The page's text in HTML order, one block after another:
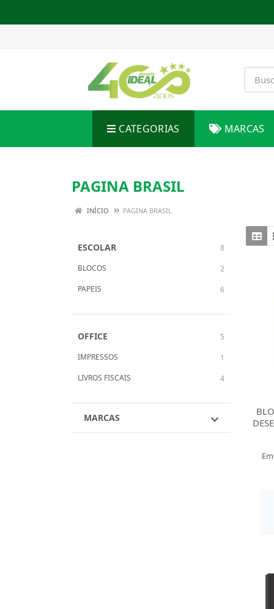
CATEGORIAS MARCAS
PAGINA BRASIL
INÍCIO PAGINA BRASIL
ESCOLAR
8
BLOCOS
2
PAPEIS
6
OFFICE
5
IMPRESSOS
1
LIVROS FISCAIS
4
MARCAS